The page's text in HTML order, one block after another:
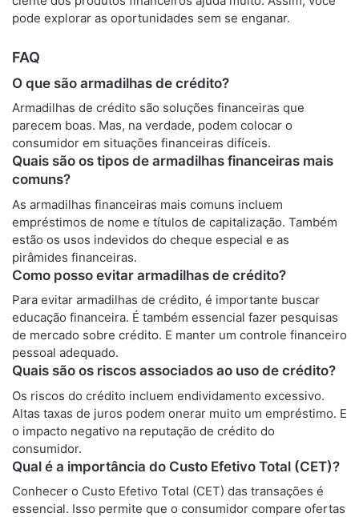
pode explorar as oportunidades sem se enganar.
FAQ
O que são armadilhas de crédito?
Armadilhas de crédito são soluções financeiras que
parecem boas. Mas, na verdade, podem colocar o
consumidor em situações financeiras difíceis.
Quais são os tipos de armadilhas financeiras mais
comuns?
As armadilhas financeiras mais comuns incluem
empréstimos de nome e títulos de capitalização. Também
estão os usos indevidos do cheque especial e as
pirâmides financeiras.
Como posso evitar armadilhas de crédito?
Para evitar armadilhas de crédito, é importante buscar
educação financeira. É também essencial fazer pesquisas
de mercado sobre crédito. E manter um controle financeiro
pessoal adequado.
Quais são os riscos associados ao uso de crédito?
Os riscos do crédito incluem endividamento excessivo.
Altas taxas de juros podem onerar muito um empréstimo. E
o impacto negativo na reputação de crédito do
consumidor.
Qual é a importância do Custo Efetivo Total (CET)?
Conhecer o Custo Efetivo Total (CET) das transações é
essencial. Isso permite que o consumidor compare ofertas